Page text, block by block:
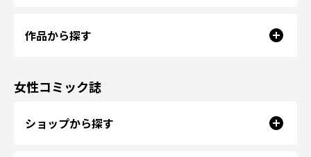
作品から探す
女性コミック誌
ショップから探す